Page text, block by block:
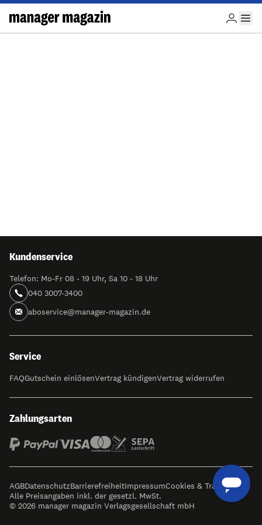
Kundenservice
Telefon: Mo-Fr 08 - 19 Uhr, Sa 10 - 18 Uhr
040 3007-3400
aboservice@manager-magazin.de
Service
FAQGutschein einlösenVertrag kündigenVertrag widerrufen
Zahlungsarten
AGBDatenschutzBarrierefreiheitImpressumCookies & Tracking
Alle Preisangaben inkl. der gesetzl. MwSt.
© 2026 manager magazin Verlagsgesellschaft mbH